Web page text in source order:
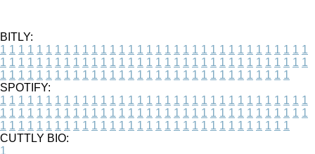
BITLY:
1 1 1 1 1 1 1 1 1 1 1 1 1 1 1 1 1 1 1 1 1 1 1 1 1 1 1 1 1 1 1 1 1 1
1 1 1 1 1 1 1 1 1 1 1 1 1 1 1 1 1 1 1 1 1 1 1 1 1 1 1 1 1 1 1 1 1 1
1 1 1 1 1 1 1 1 1 1 1 1 1 1 1 1 1 1 1 1 1 1 1 1 1 1 1 1 1 1 1 1
SPOTIFY:
1 1 1 1 1 1 1 1 1 1 1 1 1 1 1 1 1 1 1 1 1 1 1 1 1 1 1 1 1 1 1 1 1 1
1 1 1 1 1 1 1 1 1 1 1 1 1 1 1 1 1 1 1 1 1 1 1 1 1 1 1 1 1 1 1 1 1 1
1 1 1 1 1 1 1 1 1 1 1 1 1 1 1 1 1 1 1 1 1 1 1 1 1 1 1 1 1 1 1 1
CUTTLY BIO:
1